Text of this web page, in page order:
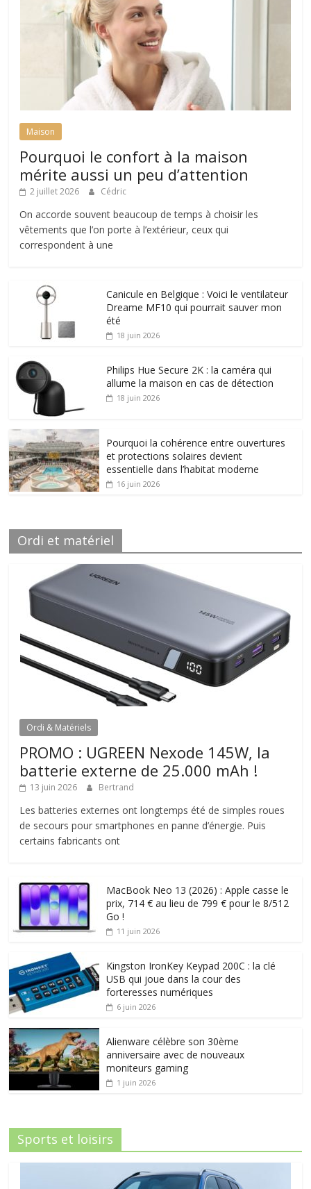
Maison
Pourquoi le confort à la maison
mérite aussi un peu d’attention
2 juillet 2026 Cédric
On accorde souvent beaucoup de temps à choisir les
vêtements que l’on porte à l’extérieur, ceux qui
correspondent à une
Canicule en Belgique : Voici le ventilateur
Dreame MF10 qui pourrait sauver mon
été
18 juin 2026
Philips Hue Secure 2K : la caméra qui
allume la maison en cas de détection
18 juin 2026
Pourquoi la cohérence entre ouvertures
et protections solaires devient
essentielle dans l’habitat moderne
16 juin 2026
Ordi et matériel
Ordi & Matériels
PROMO : UGREEN Nexode 145W, la
batterie externe de 25.000 mAh !
13 juin 2026 Bertrand
Les batteries externes ont longtemps été de simples roues
de secours pour smartphones en panne d’énergie. Puis
certains fabricants ont
MacBook Neo 13 (2026) : Apple casse le
prix, 714 € au lieu de 799 € pour le 8/512
Go !
11 juin 2026
Kingston IronKey Keypad 200C : la clé
USB qui joue dans la cour des
forteresses numériques
6 juin 2026
Alienware célèbre son 30ème
anniversaire avec de nouveaux
moniteurs gaming
1 juin 2026
Sports et loisirs